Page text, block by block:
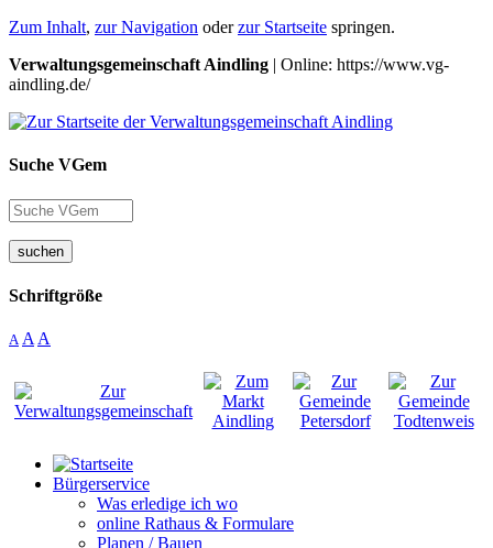
Zum Inhalt, zur Navigation oderzur Startseite springen.
Verwaltungsgemeinschaft Aindling | Online: https://www.vg-
aindling.de/
Suche VGem
suchen
Schriftgröße
A A A
Bürgerservice
Was erledige ich wo
online Rathaus & Formulare
Planen / Bauen